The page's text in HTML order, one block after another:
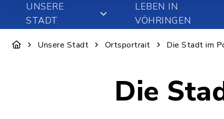
UNSERE
STADT
LEBEN IN
VÖHRINGEN
Unsere Stadt Ortsportrait Die Stadt im
Die